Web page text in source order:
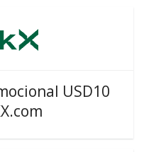
USD10